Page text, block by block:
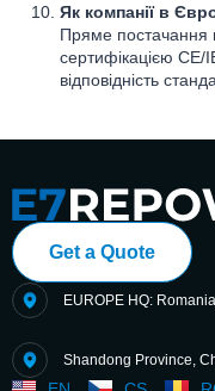
Як компанії в
Пряме постачання
сертифікацією CE/
відповідність
Get a Quote
EUROPE HQ:
Shandong Province,